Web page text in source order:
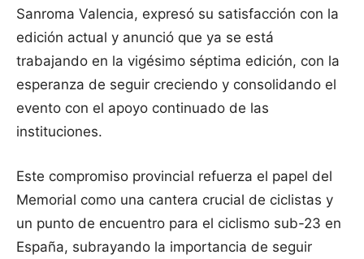
Sanroma Valencia, expresó su satisfacción con la
edición actual y anunció que ya se está
trabajando en la vigésimo séptima edición, con la
esperanza de seguir creciendo y consolidando el
evento con el apoyo continuado de las
instituciones.
Este compromiso provincial refuerza el papel del
Memorial como una cantera crucial de ciclistas y
un punto de encuentro para el ciclismo sub-23 en
España, subrayando la importancia de seguir